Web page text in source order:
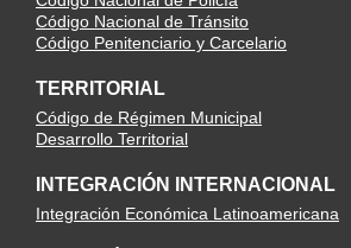
Código Nacional de Tránsito
Código Penitenciario y Carcelario
TERRITORIAL
Código de Régimen Municipal
Desarrollo Territorial
INTEGRACIÓN INTERNACIONAL
Integración Económica Latinoamericana